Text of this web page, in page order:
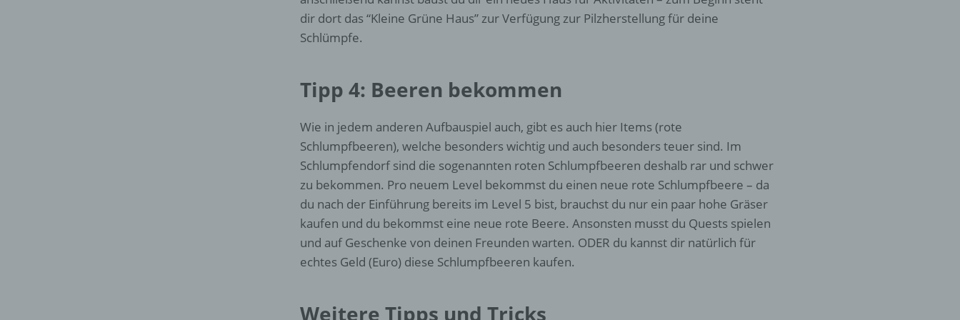
dir dort das “Kleine Grüne Haus” zur Verfügung zur Pilzherstellung für deine
Schlümpfe.
Tipp 4: Beeren bekommen
Wie in jedem anderen Aufbauspiel auch, gibt es auch hier Items (rote
Schlumpfbeeren), welche besonders wichtig und auch besonders teuer sind. Im
Schlumpfendorf sind die sogenannten roten Schlumpfbeeren deshalb rar und schwer
zu bekommen. Pro neuem Level bekommst du einen neue rote Schlumpfbeere – da
du nach der Einführung bereits im Level 5 bist, brauchst du nur ein paar hohe Gräser
kaufen und du bekommst eine neue rote Beere. Ansonsten musst du Quests spielen
und auf Geschenke von deinen Freunden warten. ODER du kannst dir natürlich für
echtes Geld (Euro) diese Schlumpfbeeren kaufen.
Weitere Tipps und Tricks
Einschränkung der Verarbeitung ist die Markierung gespeicherter
Profiling ist jede Art der automatisierten Verarbeitung
personenbezogener Daten, die darin besteht, dass diese
personenbezogenen Daten verwendet werden, um bestimmte
persönliche Aspekte, die sich auf eine natürliche Person beziehen,
zu bewerten, insbesondere, um Aspekte bezüglich Arbeitsleistung,
wirtschaftlicher Lage, Gesundheit, persönlicher Vorlieben, Interessen,
Zuverlässigkeit, Verhalten, Aufenthaltsort oder Ortswechsel dieser
natürlichen Person zu analysieren oder vorherzusagen.